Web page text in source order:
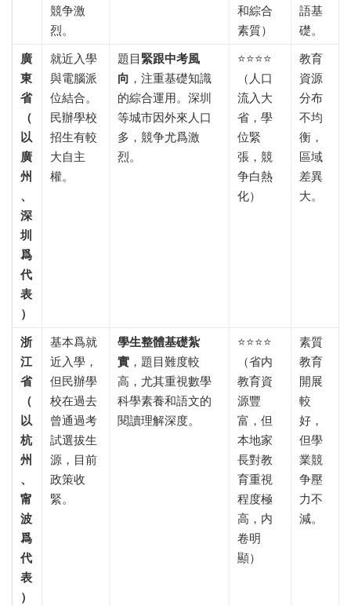
競争激
烈。
和綜合
素質）
語基
礎。
廣
東
省
（
以
廣
州
、
深
圳
爲
代
表
）​
就近入學
與電腦派
位結合。
民辦學校
招生有較
大自主
權。
題目 緊跟中考風
向 ，注重基礎知識
的綜合運用。深圳
等城市因外來人口
多，競争尤爲激
烈。
⭐⭐⭐⭐
（人口
流入大
省，學
位緊
張，競
争白熱
化）
教育
資源
分布
不均
衡，
區域
差異
大。
浙
江
省
（
以
杭
州
、
甯
波
爲
代
表
）​
基本爲就
近入學，
但民辦學
校在過去
曾通過考
試選拔生
源，目前
政策收
緊。
學生整體基礎紮
實 ，題目難度較
高，尤其重視數學
科學素養和語文的
閱讀理解深度。
⭐⭐⭐⭐
（省内
教育資
源豐
富，但
本地家
長對教
育重視
程度極
高，内
卷明
顯）
素質
教育
開展
較
好，
但學
業競
争壓
力不
減。